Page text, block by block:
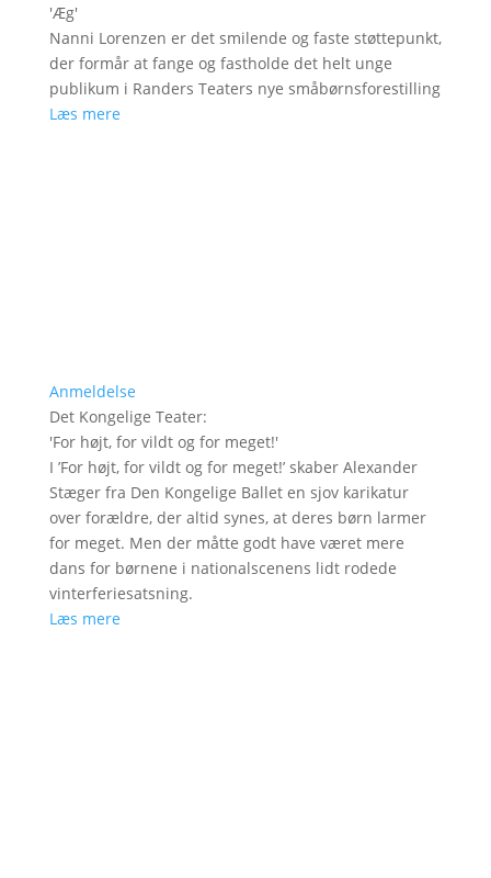
'Æg'
Nanni Lorenzen er det smilende og faste støttepunkt,
der formår at fange og fastholde det helt unge
publikum i Randers Teaters nye småbørnsforestilling
Læs mere
Anmeldelse
Det Kongelige Teater:
'For højt, for vildt og for meget!'
I ’For højt, for vildt og for meget!’ skaber Alexander
Stæger fra Den Kongelige Ballet en sjov karikatur
over forældre, der altid synes, at deres børn larmer
for meget. Men der måtte godt have været mere
dans for børnene i nationalscenens lidt rodede
vinterferiesatsning.
Læs mere